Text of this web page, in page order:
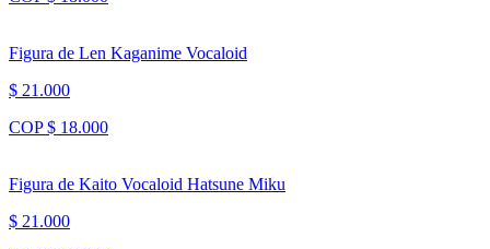
Figura de Len Kaganime Vocaloid
$ 21.000
COP $ 18.000
Figura de Kaito Vocaloid Hatsune Miku
$ 21.000